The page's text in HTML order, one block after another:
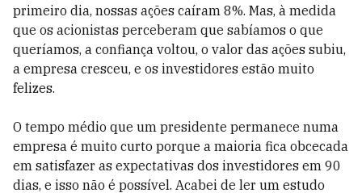
primeiro dia, nossas ações caíram 8%. Mas, à medida
que os acionistas perceberam que sabíamos o que
queríamos, a confiança voltou, o valor das ações subiu,
a empresa cresceu, e os investidores estão muito
felizes.
O tempo médio que um presidente permanece numa
empresa é muito curto porque a maioria fica obcecada
em satisfazer as expectativas dos investidores em 90
dias, e isso não é possível. Acabei de ler um estudo